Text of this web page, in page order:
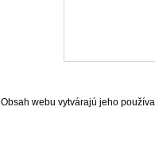
Obsah webu vytvárajú jeho